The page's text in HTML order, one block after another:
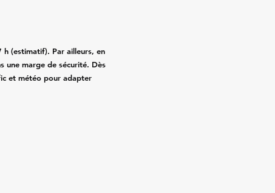
(estimatif). Par ailleurs, en
une marge de sécurité. Dès
et météo pour adapter